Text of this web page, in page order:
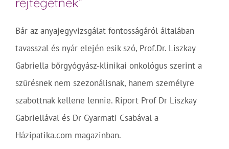
Bár az anyajegyvizsgálat fontosságáról általában
tavasszal és nyár elején esik szó, Prof.Dr. Liszkay
Gabriella bőrgyógyász-klinikai onkológus szerint a
szűrésnek nem szezonálisnak, hanem személyre
szabottnak kellene lennie. Riport Prof Dr Liszkay
Gabriellával és Dr Gyarmati Csabával a
Házipatika.com magazinban.